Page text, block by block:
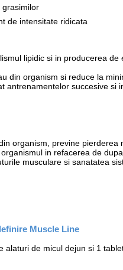
grasimilor
de intensitate ridicata
lipidic si in producerea de
din organism si reduce la
antrenamentelor succesive si
organism, previne pierderea
in refacerea de
musculare si sanatatea
Muscle Line
alaturi de micul dejun si 1